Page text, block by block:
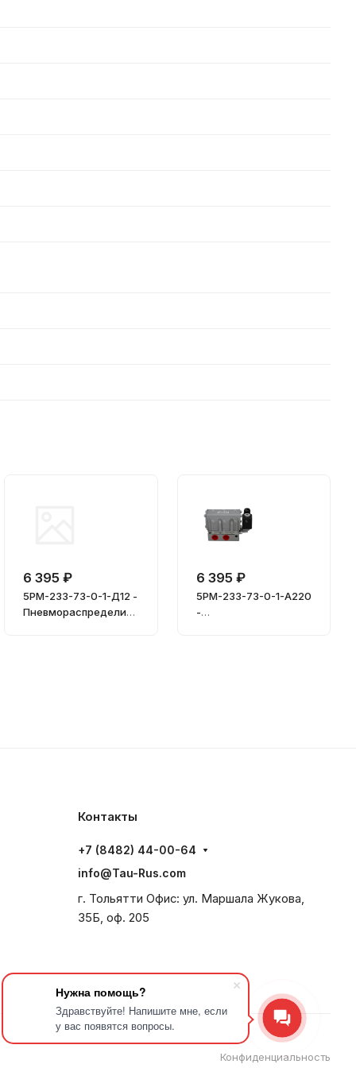
Нужна помощь?
Здравствуйте! Напишите мне, если
у вас появятся вопросы.
6 395 ₽
5РМ-233-73-0-1-Д12 -
Пневмораспределит
6 395 ₽
5РМ-233-73-0-1-А220
-
Контакты
+7 (8482) 44-00-64
info@Tau-Rus.com
г. Тольятти Офис: ул. Маршала Жукова,
35Б, оф. 205
Конфиденциальность